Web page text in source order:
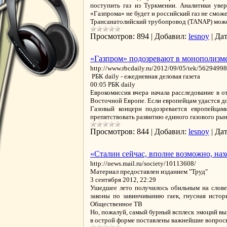
поступить газ из Туркмении. Аналитики
«Газпрома» не будет и российский газ не
Трансанатолийский трубопровод (TANAP)
Просмотров: 894 | Добавил: lesnoy |
«Газпром» подозревают в
http://www.rbcdaily.ru/2012/09/05/tek/
РБК daily - ежедневная деловая газета
00:05 РБК daily
Еврокомиссия вчера начала расследование
Восточной Европе. Если европейцам удастся
Газовый концерн подозревается
препятствовать развитию единого газового
Просмотров: 844 | Добавил: lesnoy |
«Сталин сейчас, вполне возможно,
http://news.mail.ru/society/10113608/
Материал предоставлен изданием "Труд"
3 сентября 2012, 22:29
Ушедшее лето получилось обильным на
законы по завинчиванию гаек, гнусная
Общественное ТВ
Но, пожалуй, самый бурный всплеск эмоций
в острой форме поставлены важнейшие